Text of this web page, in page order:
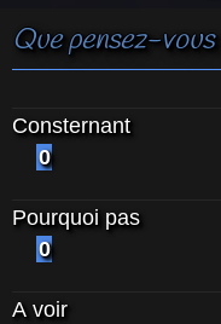
Que pensez-
Consternant
0
Pourquoi pas
0
A voir